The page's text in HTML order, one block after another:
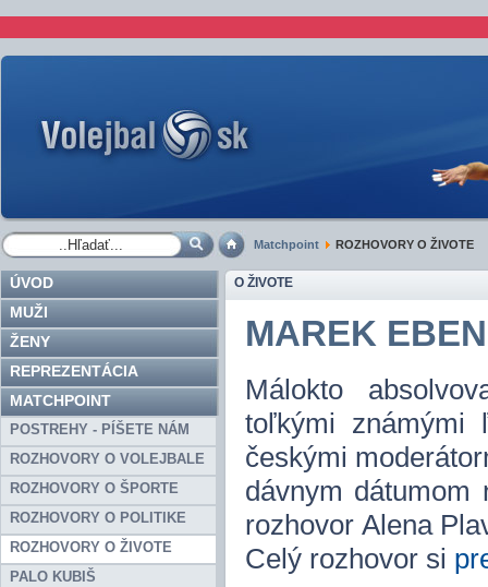
Matchpoint ROZHOVORY O ŽIVOTE
ÚVOD
MUŽI
ŽENY
REPREZENTÁCIA
MATCHPOINT
POSTREHY - PÍŠETE NÁM
ROZHOVORY O VOLEJBALE
ROZHOVORY O ŠPORTE
ROZHOVORY O POLITIKE
ROZHOVORY O ŽIVOTE
PALO KUBIŠ
O ŽIVOTE
MAREK
Málokto
toľkými známými
českými
dávnym dátumom
rozhovor Alena
Celý rozhovor si